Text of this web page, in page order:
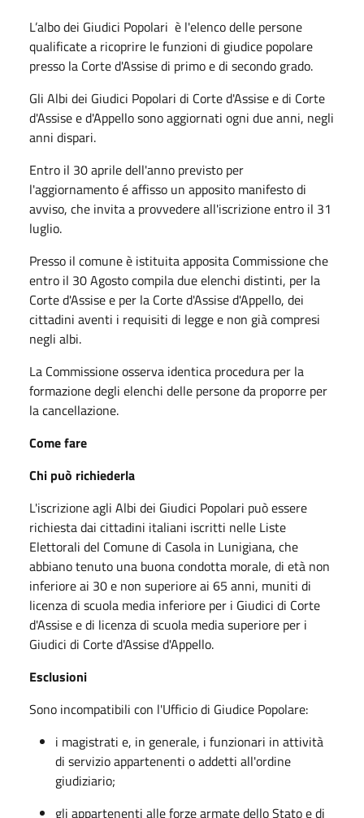
L’albo dei Giudici Popolari è l'elenco delle persone
qualificate a ricoprire le funzioni di giudice popolare
presso la Corte d'Assise di primo e di secondo grado.
Gli Albi dei Giudici Popolari di Corte d'Assise e di Corte
d'Assise e d'Appello sono aggiornati ogni due anni, negli
anni dispari.
Entro il 30 aprile dell'anno previsto per
l'aggiornamento é affisso un apposito manifesto di
avviso, che invita a provvedere all'iscrizione entro il 31
luglio.
Presso il comune è istituita apposita Commissione che
entro il 30 Agosto compila due elenchi distinti, per la
Corte d'Assise e per la Corte d'Assise d'Appello, dei
cittadini aventi i requisiti di legge e non già compresi
negli albi.
La Commissione osserva identica procedura per la
formazione degli elenchi delle persone da proporre per
la cancellazione.
Come fare
Chi può richiederla
L'iscrizione agli Albi dei Giudici Popolari può essere
richiesta dai cittadini italiani iscritti nelle Liste
Elettorali del Comune di Casola in Lunigiana, che
abbiano tenuto una buona condotta morale, di età non
inferiore ai 30 e non superiore ai 65 anni, muniti di
licenza di scuola media inferiore per i Giudici di Corte
d'Assise e di licenza di scuola media superiore per i
Giudici di Corte d'Assise d'Appello.
Esclusioni
Sono incompatibili con l'Ufficio di Giudice Popolare:
i magistrati e, in generale, i funzionari in attività
di servizio appartenenti o addetti all'ordine
giudiziario;
gli appartenenti alle forze armate dello Stato e di